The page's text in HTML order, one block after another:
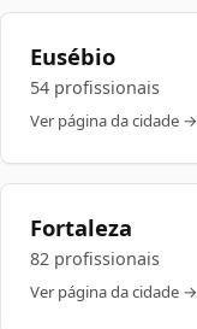
Eusébio
54 profissionais
Ver página da cidade →
Fortaleza
82 profissionais
Ver página da cidade →